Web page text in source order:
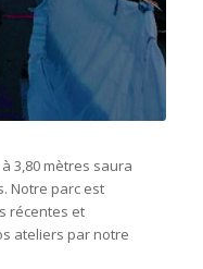
à 3,80 mètres saura
Notre parc est
récentes et
ateliers par notre